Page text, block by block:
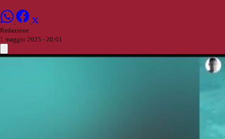
Redazione
1 maggio 2025 - 20:01